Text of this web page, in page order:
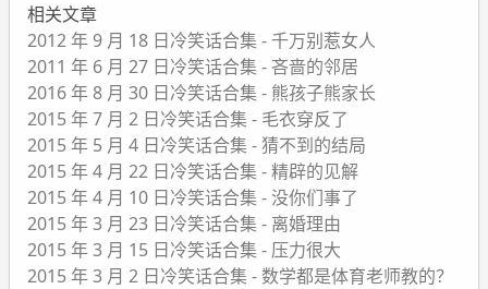
相关文章
2012 年 9 月 18 日冷笑话合集 - 千万别惹女人
2011 年 6 月 27 日冷笑话合集 - 吝啬的邻居
2016 年 8 月 30 日冷笑话合集 - 熊孩子熊家长
2015 年 7 月 2 日冷笑话合集 - 毛衣穿反了
2015 年 5 月 4 日冷笑话合集 - 猜不到的结局
2015 年 4 月 22 日冷笑话合集 - 精辟的见解
2015 年 4 月 10 日冷笑话合集 - 没你们事了
2015 年 3 月 23 日冷笑话合集 - 离婚理由
2015 年 3 月 15 日冷笑话合集 - 压力很大
2015 年 3 月 2 日冷笑话合集 - 数学都是体育老师教的？